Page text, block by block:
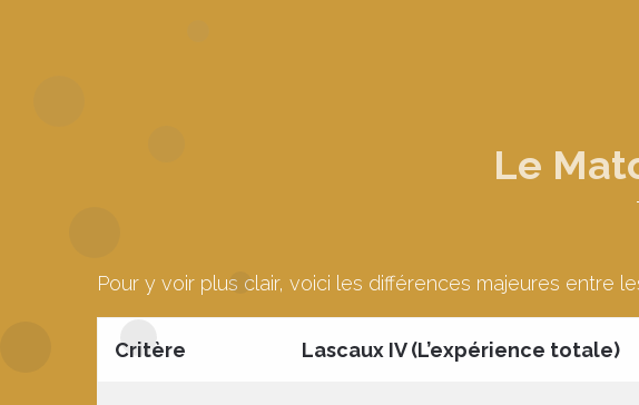
Le
Pour y voir plus clair, voici les différences majeures entre
Critère Lascaux IV (L’expérience totale)